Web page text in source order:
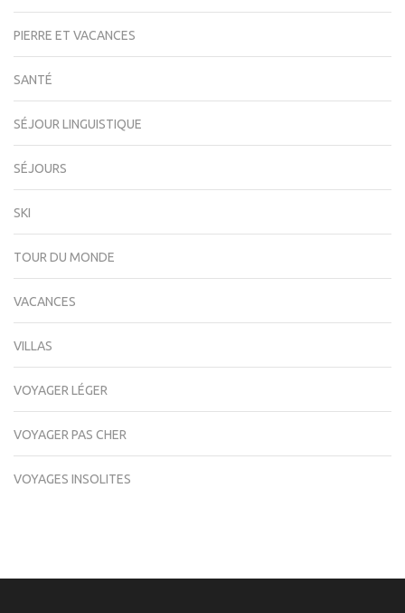
PIERRE ET VACANCES
SANTÉ
SÉJOUR LINGUISTIQUE
SÉJOURS
SKI
TOUR DU MONDE
VACANCES
VILLAS
VOYAGER LÉGER
VOYAGER PAS CHER
VOYAGES INSOLITES